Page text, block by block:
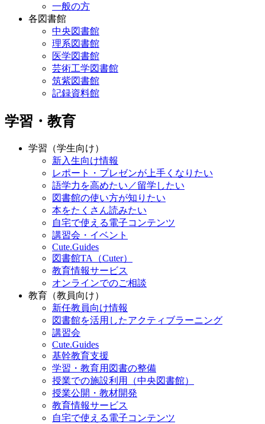
一般の方
各図書館
中央図書館
理系図書館
医学図書館
芸術工学図書館
筑紫図書館
記録資料館
学習・教育
学習（学生向け）
新入生向け情報
レポート・プレゼンが上手くなりたい
語学力を高めたい／留学したい
図書館の使い方が知りたい
本をたくさん読みたい
自宅で使える電子コンテンツ
講習会・イベント
Cute.Guides
図書館TA（Cuter）
教育情報サービス
オンラインでのご相談
教育（教員向け）
新任教員向け情報
図書館を活用したアクティブラーニング
講習会
Cute.Guides
基幹教育支援
学習・教育用図書の整備
授業での施設利用（中央図書館）
授業公開・教材開発
教育情報サービス
自宅で使える電子コンテンツ